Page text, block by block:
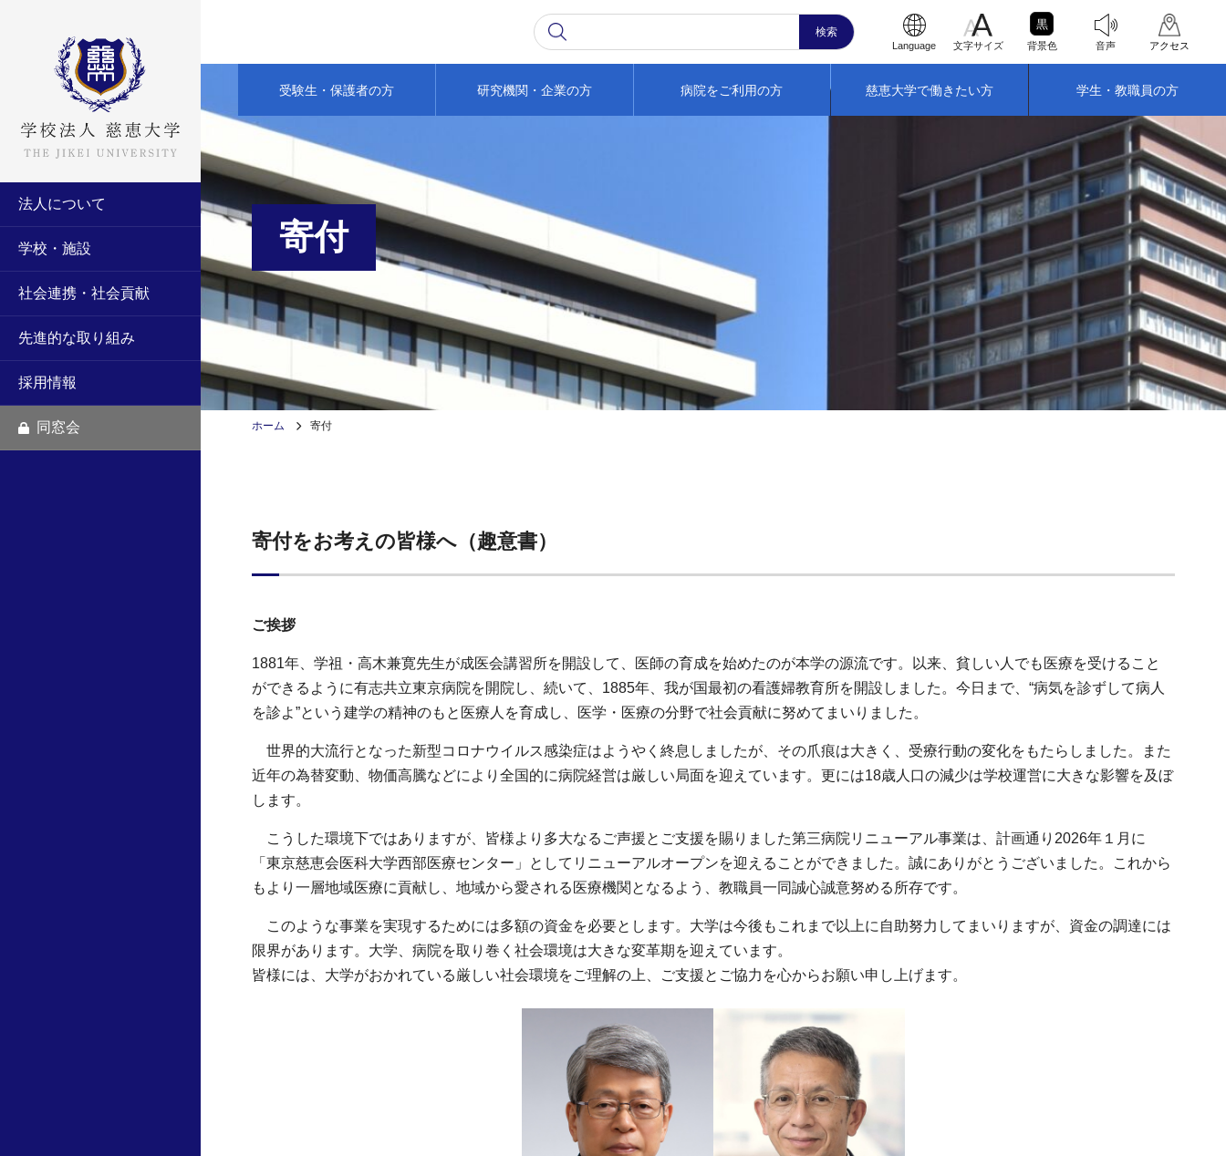
法人について
学校・施設
社会連携・社会貢献
先進的な取り組み
採用情報
同窓会
Language 文字サイズ
黒
背景色 音声 アクセス
受験生・保護者の方 研究機関・企業の方 病院をご利用の方 慈恵大学で働きたい方 学生・教職員の方
寄付
ホーム 寄付
寄付をお考えの皆様へ（趣意書）
ご挨拶
1881年、学祖・高木兼寛先生が成医会講習所を開設して、医師の育成を始めたのが本学の源流です。以来、貧しい人でも医療を受けること
ができるように有志共立東京病院を開院し、続いて、1885年、我が国最初の看護婦教育所を開設しました。今日まで、“病気を診ずして病人
を診よ”という建学の精神のもと医療人を育成し、医学・医療の分野で社会貢献に努めてまいりました。
世界的大流行となった新型コロナウイルス感染症はようやく終息しましたが、その爪痕は大きく、受療行動の変化をもたらしました。また
近年の為替変動、物価高騰などにより全国的に病院経営は厳しい局面を迎えています。更には18歳人口の減少は学校運営に大きな影響を及ぼ
します。
こうした環境下ではありますが、皆様より多大なるご声援とご支援を賜りました第三病院リニューアル事業は、計画通り2026年１月に
「東京慈恵会医科大学西部医療センター」としてリニューアルオープンを迎えることができました。誠にありがとうございました。これから
もより一層地域医療に貢献し、地域から愛される医療機関となるよう、教職員一同誠心誠意努める所存です。
このような事業を実現するためには多額の資金を必要とします。大学は今後もこれまで以上に自助努力してまいりますが、資金の調達には
限界があります。大学、病院を取り巻く社会環境は大きな変革期を迎えています。
皆様には、大学がおかれている厳しい社会環境をご理解の上、ご支援とご協力を心からお願い申し上げます。